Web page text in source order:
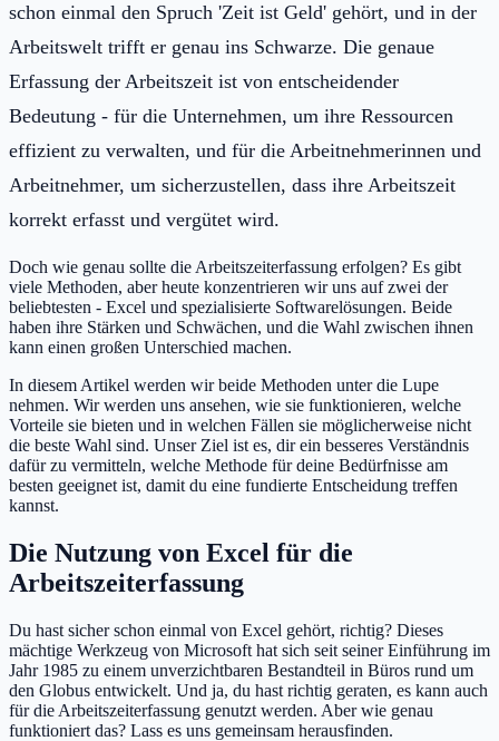
schon einmal den Spruch 'Zeit ist Geld' gehört, und in der
Arbeitswelt trifft er genau ins Schwarze. Die genaue
Erfassung der Arbeitszeit ist von entscheidender
Bedeutung - für die Unternehmen, um ihre Ressourcen
effizient zu verwalten, und für die Arbeitnehmerinnen und
Arbeitnehmer, um sicherzustellen, dass ihre Arbeitszeit
korrekt erfasst und vergütet wird.
Doch wie genau sollte die Arbeitszeiterfassung erfolgen? Es gibt
viele Methoden, aber heute konzentrieren wir uns auf zwei der
beliebtesten - Excel und spezialisierte Softwarelösungen. Beide
haben ihre Stärken und Schwächen, und die Wahl zwischen ihnen
kann einen großen Unterschied machen.
In diesem Artikel werden wir beide Methoden unter die Lupe
nehmen. Wir werden uns ansehen, wie sie funktionieren, welche
Vorteile sie bieten und in welchen Fällen sie möglicherweise nicht
die beste Wahl sind. Unser Ziel ist es, dir ein besseres Verständnis
dafür zu vermitteln, welche Methode für deine Bedürfnisse am
besten geeignet ist, damit du eine fundierte Entscheidung treffen
kannst.
Die Nutzung von Excel für die
Arbeitszeiterfassung
Du hast sicher schon einmal von Excel gehört, richtig? Dieses
mächtige Werkzeug von Microsoft hat sich seit seiner Einführung im
Jahr 1985 zu einem unverzichtbaren Bestandteil in Büros rund um
den Globus entwickelt. Und ja, du hast richtig geraten, es kann auch
für die Arbeitszeiterfassung genutzt werden. Aber wie genau
funktioniert das? Lass es uns gemeinsam herausfinden.